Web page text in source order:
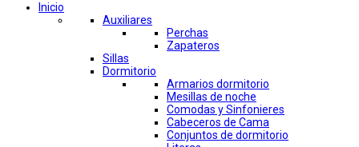
Inicio
Auxiliares
Perchas
Zapateros
Sillas
Dormitorio
Armarios dormitorio
Mesillas de noche
Comodas y Sinfonieres
Cabeceros de Cama
Conjuntos de dormitorio